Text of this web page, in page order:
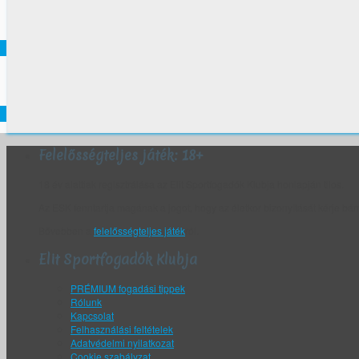
Felelősségteljes játék: 18+
felelősségteljes játék
Elit Sportfogadók Klubja
PRÉMIUM fogadási tippek
Rólunk
Kapcsolat
Felhasználási feltételek
Adatvédelmi nyilatkozat